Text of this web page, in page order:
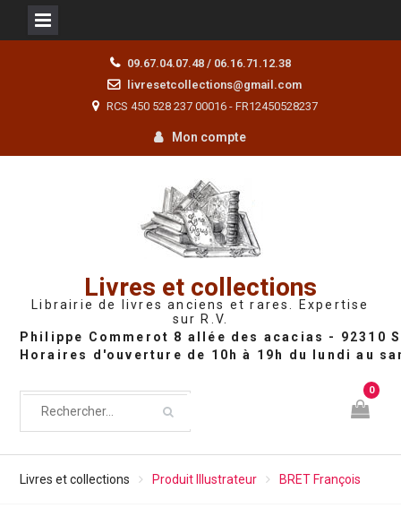
09.67.04.07.48 / 06.16.71.12.38
livresetcollections@gmail.com
RCS 450 528 237 00016 - FR12450528237
Mon compte
Livres et collections
Librairie de livres anciens et rares. Expertise
sur R.V.
0
Livres et collections Produit Illustrateur BRET François